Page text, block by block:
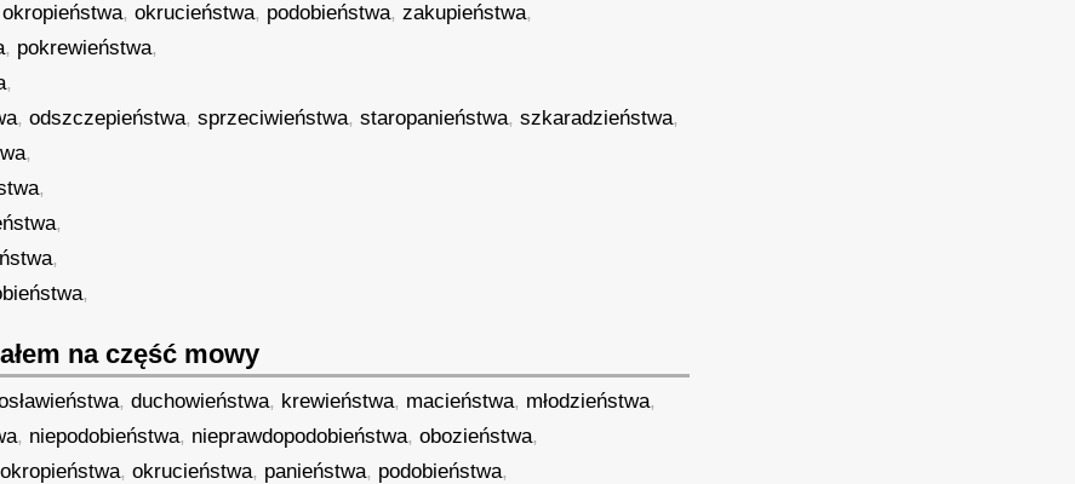
okropieństwa,okrucieństwa, podobieństwa,zakupieństwa,
, pokrewieństwa,
,
,odszczepieństwa,sprzeciwieństwa,staropanieństwa,szkaradzieństwa,
,
,
,
,
,
na część mowy
,duchowieństwa, krewieństwa, macieństwa, młodzieństwa,
, niepodobieństwa, nieprawdopodobieństwa,obozieństwa,
okropieństwa,okrucieństwa, panieństwa, podobieństwa,